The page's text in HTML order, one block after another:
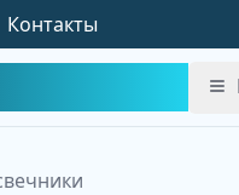
Контакты